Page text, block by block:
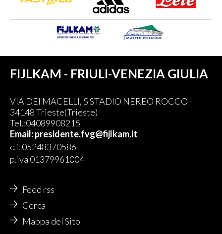
FIJLKAM - FRIULI-VENEZIA GIULIA
VIA DEI MACELLI, 5 STADIO NEREO ROCCO -
34148 Trieste(Trieste)
Tel.:04089908215
Email: presidente.fvg@fijlkam.it
c.f. 05248370586
p.iva 01379961004
Feed rss
Cerca
Mappa del Sito